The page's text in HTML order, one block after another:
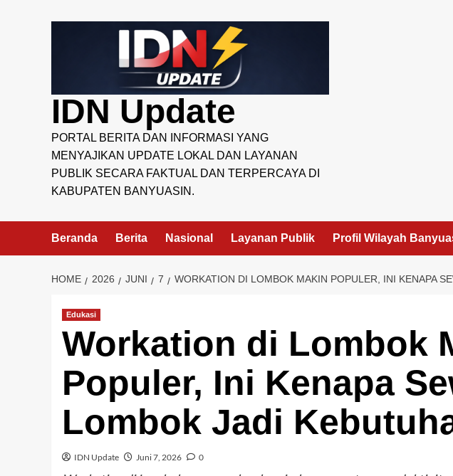
IDN Update
PORTAL BERITA DAN INFORMASI YANG
MENYAJIKAN UPDATE LOKAL DAN LAYANAN
PUBLIK SECARA FAKTUAL DAN TERPERCAYA DI
KABUPATEN BANYUASIN.
Beranda Berita Nasional Layanan Publik Profil Wilayah
HOME 2026 JUNI 7 WORKATION DI LOMBOK MAKIN POPULER, INI KENAPA
Edukasi
Workation di Lombok
Populer, Ini Kenapa
Lombok Jadi
IDN Update Juni 7, 2026 0